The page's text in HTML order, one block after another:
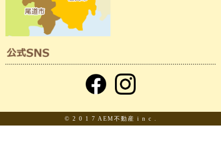
© 2 0 1 7 AEM不動産 i n c .